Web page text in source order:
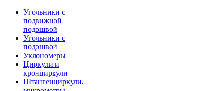
Угольники с
подвижной
подошвой
Угольники с
подошвой
Уклономеры
Циркули и
кронциркули
Штангенциркули,